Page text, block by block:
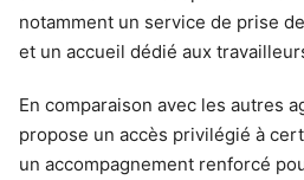
notamment un service de prise
et un accueil dédié aux
En comparaison avec les autres
propose un accès privilégié à
un accompagnement renforcé